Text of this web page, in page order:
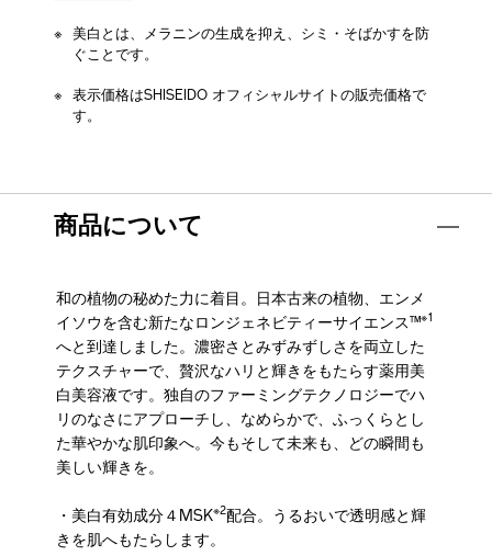
美白とは、メラニンの生成を抑え、シミ・そばかすを防
ぐことです。
表示価格はSHISEIDO オフィシャルサイトの販売価格で
す。
商品について
和の植物の秘めた力に着目。日本古来の植物、エンメ
イソウを含む新たなロンジェネビティーサイエンス™※1
へと到達しました。濃密さとみずみずしさを両立した
テクスチャーで、贅沢なハリと輝きをもたらす薬用美
白美容液です。独自のファーミングテクノロジーでハ
リのなさにアプローチし、なめらかで、ふっくらとし
た華やかな肌印象へ。今もそして未来も、どの瞬間も
美しい輝きを。
・美白有効成分４MSK※2配合。うるおいで透明感と輝
きを肌へもたらします。